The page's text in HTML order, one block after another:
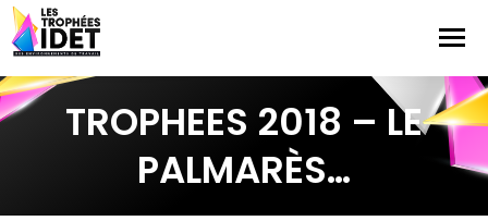
TROPHEES 2018 – LE
PALMARÈS…